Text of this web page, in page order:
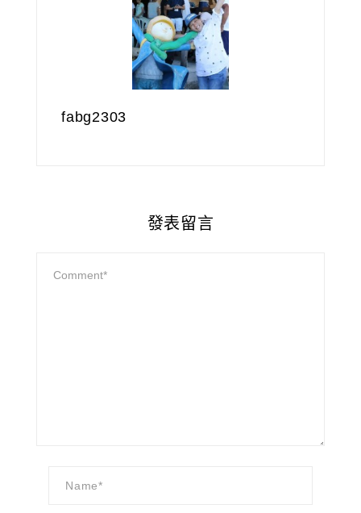
fabg2303
發表留言